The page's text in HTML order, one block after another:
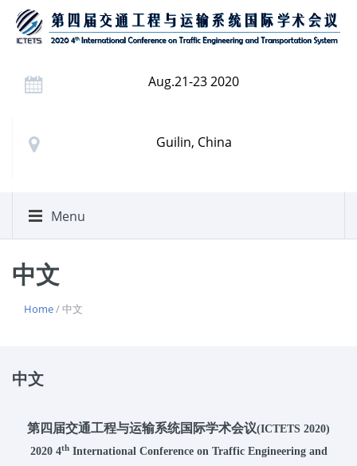
Aug.21-23 2020
Guilin, China
Menu
中文
Home/ 中文
中文
第四届交通工程与运输系统国际学术会议(ICTETS 2020)
2020 4thInternational Conference on Traffic Engineering and